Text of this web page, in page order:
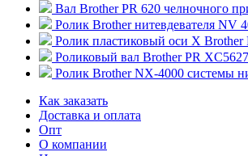
Вал Brother PR 620 челночного
Ролик Brother нитевдевателя NV
Ролик пластиковый оси X Brother
Роликовый вал Brother PR
Ролик Brother NX-4000 системы
Как заказать
Доставка и оплата
Опт
О компании